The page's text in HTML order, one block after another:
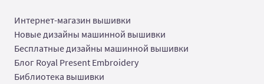
Интернет-магазин вышивки
Новые дизайны машинной вышивки
Бесплатные дизайны машинной вышивки
Блог Royal Present Embroidery
Библиотека вышивки